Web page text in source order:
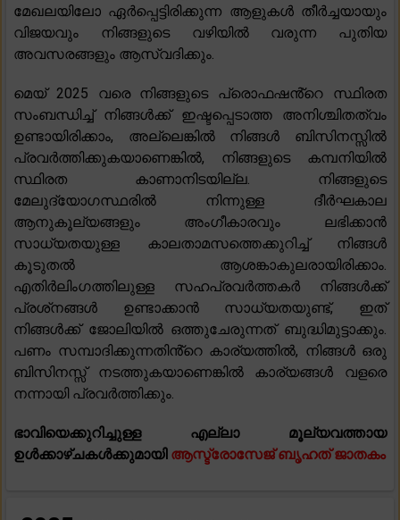
മേഖലയിലോ ഏർപ്പെട്ടിരിക്കുന്ന ആളുകൾ തീർച്ചയായും
വിജയവും നിങ്ങളുടെ വഴിയിൽ വരുന്ന പുതിയ
അവസരങ്ങളും ആസ്വദിക്കും.
മെയ് 2025 വരെ നിങ്ങളുടെ പ്രൊഫഷൻ്റെ സ്ഥിരത
സംബന്ധിച്ച് നിങ്ങൾക്ക് ഇഷ്ടപ്പെടാത്ത അനിശ്ചിതത്വം
ഉണ്ടായിരിക്കാം, അല്ലെങ്കിൽ നിങ്ങൾ ബിസിനസ്സിൽ
പ്രവർത്തിക്കുകയാണെങ്കിൽ, നിങ്ങളുടെ കമ്പനിയിൽ
സ്ഥിരത കാണാനിടയില്ല. നിങ്ങളുടെ
മേലുദ്യോഗസ്ഥരിൽ നിന്നുള്ള ദീർഘകാല
ആനുകൂല്യങ്ങളും അംഗീകാരവും ലഭിക്കാൻ
സാധ്യതയുള്ള കാലതാമസത്തെക്കുറിച്ച് നിങ്ങൾ
കൂടുതൽ ആശങ്കാകുലരായിരിക്കാം.
എതിർലിംഗത്തിലുള്ള സഹപ്രവർത്തകർ നിങ്ങൾക്ക്
പ്രശ്‌നങ്ങൾ ഉണ്ടാക്കാൻ സാധ്യതയുണ്ട്, ഇത്
നിങ്ങൾക്ക് ജോലിയിൽ ഒത്തുചേരുന്നത് ബുദ്ധിമുട്ടാക്കും.
പണം സമ്പാദിക്കുന്നതിൻ്റെ കാര്യത്തിൽ, നിങ്ങൾ ഒരു
ബിസിനസ്സ് നടത്തുകയാണെങ്കിൽ കാര്യങ്ങൾ വളരെ
നന്നായി പ്രവർത്തിക്കും.
ഭാവിയെക്കുറിച്ചുള്ള എല്ലാ മൂല്യവത്തായ
ഉൾക്കാഴ്ചകൾക്കുമായി ആസ്ട്രോസേജ് ബൃഹത് ജാതകം